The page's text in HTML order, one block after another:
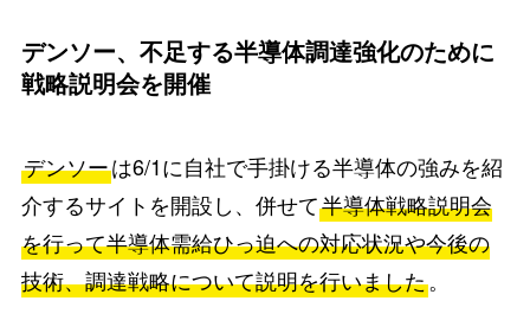
デンソー、不足する半導体調達強化のために
戦略説明会を開催
デンソーは6/1に自社で手掛ける半導体の強みを紹
介するサイトを開設し、併せて半導体戦略説明会
を行って半導体需給ひっ迫への対応状況や今後の
技術、調達戦略について説明を行いました。